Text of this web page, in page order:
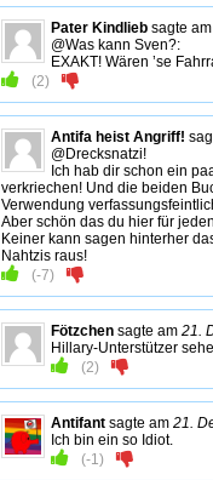
Pater Kindlieb sagte am
@Was kann Sven?:
EXAKT! Wären ’se
(2)
Antifa heist Angriff!
@Drecksnatzi!
Ich hab dir schon ein
verkriechen! Und die beiden
Verwendung
Aber schön das du hier für
Keiner kann sagen hinterher
Nahtzis raus!
(-7)
Fötzchen sagte am 21.
Hillary-Unterstützer
(2)
Antifant sagte am 21.
Ich bin ein so Idiot.
(-1 )